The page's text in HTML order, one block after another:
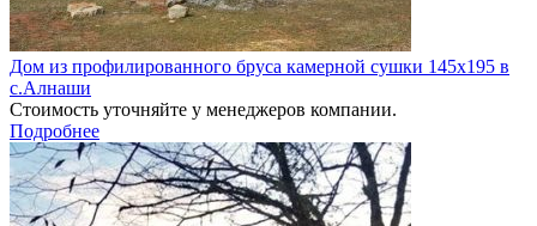
Дом из профилированного бруса камерной сушки 145х195 в
с.Алнаши
Стоимость уточняйте у менеджеров компании.
Подробнее